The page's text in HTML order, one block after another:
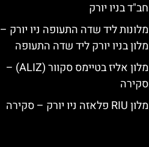
חב"ד בניו יורק
מלונות ליד שדה התעופה ניו יורק –
מלון בניו יורק ליד שדה התעופה
מלון אליז בטיימס סקוור (ALIZ) –
סקירה
מלון RIU פלאזה ניו יורק – סקירה